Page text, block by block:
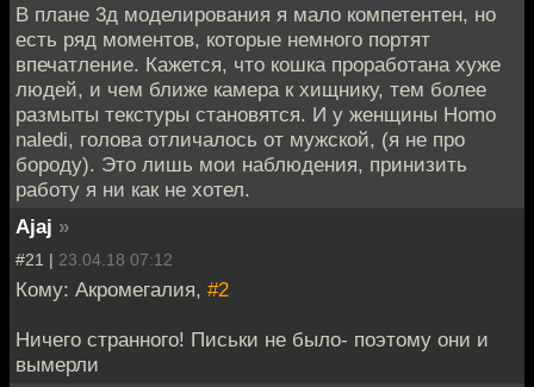
В плане 3д моделирования я мало компетентен, но
есть ряд моментов, которые немного портят
впечатление. Кажется, что кошка проработана хуже
людей, и чем ближе камера к хищнику, тем более
размыты текстуры становятся. И у женщины Homo
naledi, голова отличалось от мужской, (я не про
бороду). Это лишь мои наблюдения, принизить
работу я ни как не хотел.
Ajaj »
#21 | 23.04.18 07:12
Кому: Акромегалия, #2
Ничего странного! Письки не было- поэтому они и
вымерли